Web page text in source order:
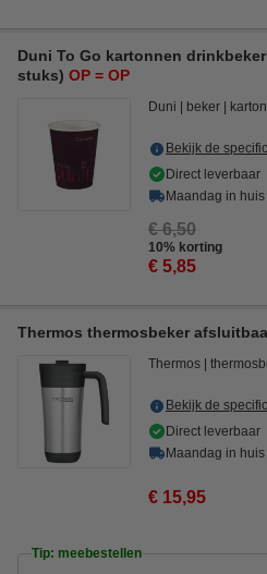
Duni To Go kartonnen
stuks) OP = OP
Duni beker karton
Bekijk de
Direct leverbaar
Maandag in huis
€ 6,50
10% korting
€ 5,85
Thermos thermosbeker
Thermos
Bekijk de
Direct leverbaar
Maandag in huis
€ 15,95
Tip: meebestellen